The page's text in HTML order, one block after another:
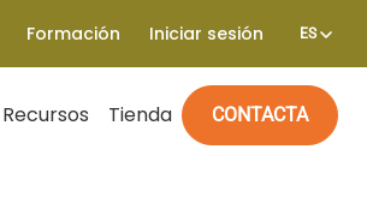
Formación Iniciar sesión ES
Recursos Tienda CONTACTA